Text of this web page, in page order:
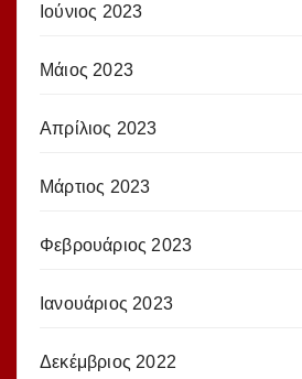
Ιούνιος 2023
Μάιος 2023
Απρίλιος 2023
Μάρτιος 2023
Φεβρουάριος 2023
Ιανουάριος 2023
Δεκέμβριος 2022